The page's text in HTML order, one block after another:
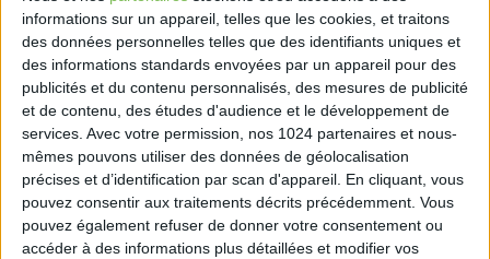
informations sur un appareil, telles que les cookies, et traitons
des données personnelles telles que des identifiants uniques et
des informations standards envoyées par un appareil pour des
publicités et du contenu personnalisés, des mesures de publicité
et de contenu, des études d'audience et le développement de
services. Avec votre permission, nos 1024 partenaires et nous-
mêmes pouvons utiliser des données de géolocalisation
précises et d’identification par scan d'appareil. En cliquant, vous
pouvez consentir aux traitements décrits précédemment. Vous
pouvez également refuser de donner votre consentement ou
accéder à des informations plus détaillées et modifier vos
accueils : réponses ou accompagnement pour les
demandes les plus simples, orientation vers les sites
des impôts, prise de rendez-vous téléphoniques,
physiques – ou le cas échéant vidéos – pour les
demandes plus complexes.
Enfin, les deux administrations proposeront des
rendez-vous communs, sur place, au téléphone ou
en vidéo, pour les cas très spécifiques (notamment
pour les travailleurs indépendants en difficulté, pour
des demandes de délais de paiement, création